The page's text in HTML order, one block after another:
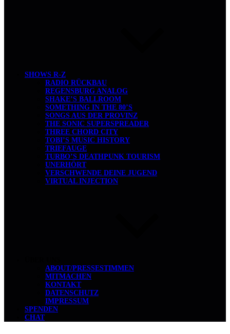
SHOWS R-Z
RADIO RÜCKBAU
REGENSBURG ANALOG
SHAKE’S BALLROOM
SOMETHING IN THE 80’S
SONGS AUS DER PROVINZ
THE SONIC SUPERSPREADER
THREE CHORD CITY
TOBI’S MUSIC HISTORY
TRIEFAUGE
TURBO’S DEATHPUNK TOURISM
UNERHÖRT
VERSCHWENDE DEINE JUGEND
VIRTUAL INJECTION
ABOUT/PRESSESTIMMEN
MITMACHEN
KONTAKT
DATENSCHUTZ
IMPRESSUM
SPENDEN
CHAT